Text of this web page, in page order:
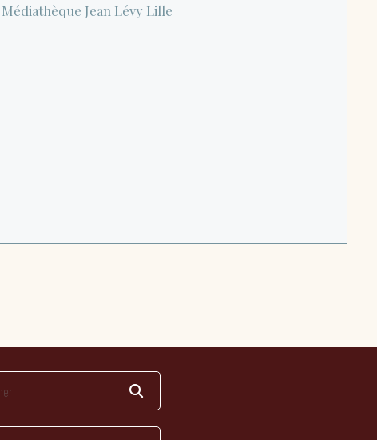
Médiathèque Jean Lévy Lille